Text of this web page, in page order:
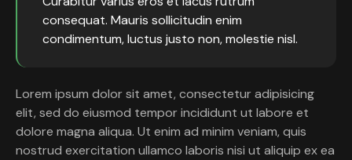
consequat. Mauris sollicitudin enim
condimentum, luctus justo non, molestie nisl.
Lorem ipsum dolor sit amet, consectetur adipisicing
elit, sed do eiusmod tempor incididunt ut labore et
dolore magna aliqua. Ut enim ad minim veniam, quis
nostrud exercitation ullamco laboris nisi ut aliquip ex ea